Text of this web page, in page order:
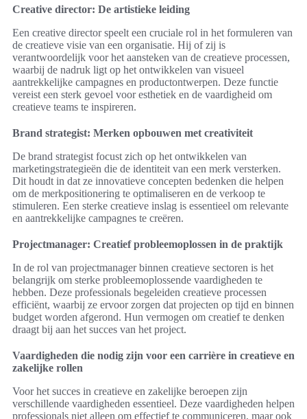
Creative director: De artistieke leiding
Een creative director speelt een cruciale rol in het formuleren van
de creatieve visie van een organisatie. Hij of zij is
verantwoordelijk voor het aansteken van de creatieve processen,
waarbij de nadruk ligt op het ontwikkelen van visueel
aantrekkelijke campagnes en productontwerpen. Deze functie
vereist een sterk gevoel voor esthetiek en de vaardigheid om
creatieve teams te inspireren.
Brand strategist: Merken opbouwen met creativiteit
De brand strategist focust zich op het ontwikkelen van
marketingstrategieën die de identiteit van een merk versterken.
Dit houdt in dat ze innovatieve concepten bedenken die helpen
om de merkpositionering te optimaliseren en de verkoop te
stimuleren. Een sterke creatieve inslag is essentieel om relevante
en aantrekkelijke campagnes te creëren.
Projectmanager: Creatief probleemoplossen in de praktijk
In de rol van projectmanager binnen creatieve sectoren is het
belangrijk om sterke probleemoplossende vaardigheden te
hebben. Deze professionals begeleiden creatieve processen
efficiënt, waarbij ze ervoor zorgen dat projecten op tijd en binnen
budget worden afgerond. Hun vermogen om creatief te denken
draagt bij aan het succes van het project.
Vaardigheden die nodig zijn voor een carrière in creatieve en
zakelijke rollen
Voor het succes in creatieve en zakelijke beroepen zijn
verschillende vaardigheden essentieel. Deze vaardigheden helpen
professionals niet alleen om effectief te communiceren, maar ook